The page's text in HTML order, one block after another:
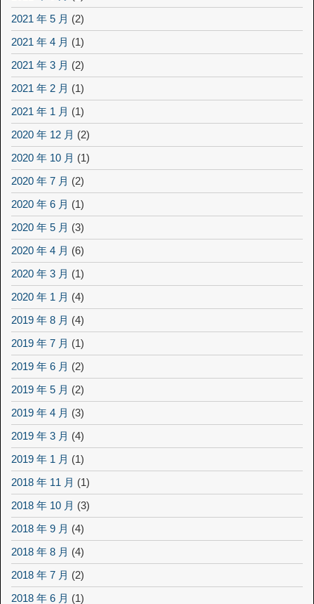
2021 年 5 月 (2)
2021 年 4 月 (1)
2021 年 3 月 (2)
2021 年 2 月 (1)
2021 年 1 月 (1)
2020 年 12 月 (2)
2020 年 10 月 (1)
2020 年 7 月 (2)
2020 年 6 月 (1)
2020 年 5 月 (3)
2020 年 4 月 (6)
2020 年 3 月 (1)
2020 年 1 月 (4)
2019 年 8 月 (4)
2019 年 7 月 (1)
2019 年 6 月 (2)
2019 年 5 月 (2)
2019 年 4 月 (3)
2019 年 3 月 (4)
2019 年 1 月 (1)
2018 年 11 月 (1)
2018 年 10 月 (3)
2018 年 9 月 (4)
2018 年 8 月 (4)
2018 年 7 月 (2)
2018 年 6 月 (1)